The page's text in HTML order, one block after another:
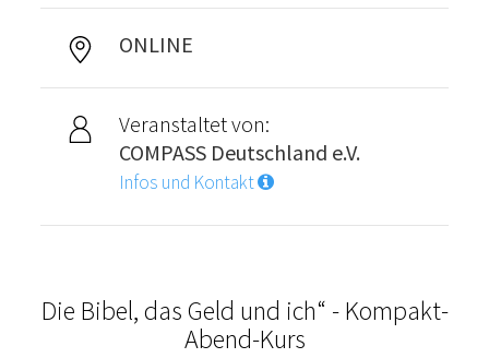
ONLINE
Veranstaltet von:
COMPASS Deutschland e.V.
Infos und Kontakt
Die Bibel, das Geld und ich“ - Kompakt-
Abend-Kurs